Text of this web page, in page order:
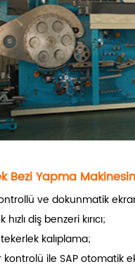
Bezi Yapma
ve dokunmatik
hızlı diş benzeri kırıcı;
kalıplama;
kontrolü ile SAP otomatik